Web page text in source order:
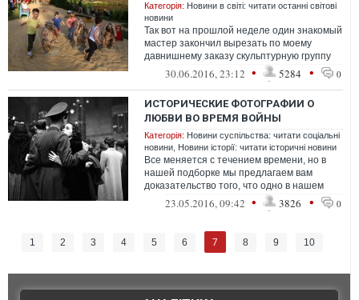
Категорія: Новини в світі: читати останні світові
новини
Так вот на прошлой неделе один знакомый
мастер закончил вырезать по моему
давнишнему заказу скульптурную группу
из трех обезьян под названием "Ничего ...
30.06.2016, 23:12 • 5284 • 0
ИСТОРИЧЕСКИЕ ФОТОГРАФИИ О
ЛЮБВИ ВО ВРЕМЯ ВОЙНЫ
Категорія: Новини суспільства: читати соціальні
новини Новини історії: читати історичні новини
Все меняется с течением времени, но в
нашей подборке мы предлагаем вам
доказательство того, что одно в нашем
мире не меняется точно - и это любовь.
23.05.2016, 09:42 • 3826 • 0
1 2 3 4 5 6 7 8 9 10